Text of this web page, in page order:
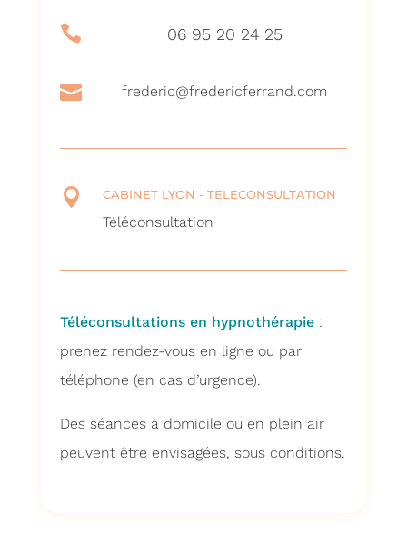
 06 95 20 24 25
 frederic@fredericferrand.com
 CABINET LYON - TELECONSULTATION
Téléconsultation
Téléconsultations en hypnothérapie:
prenez rendez-vous en ligne ou par
téléphone (en cas d’urgence).
Des séances à domicile ou en plein air
peuvent être envisagées, sous conditions.